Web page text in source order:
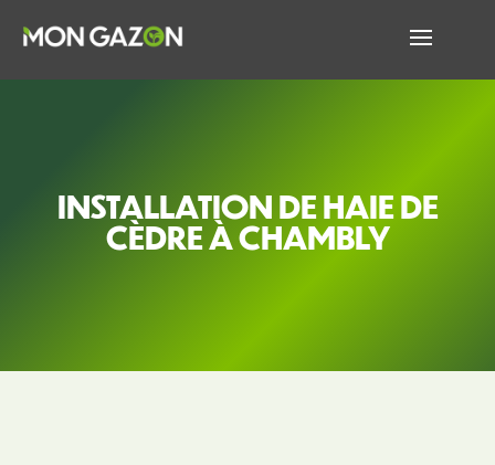
INSTALLATION DE HAIE DE
CÈDRE À CHAMBLY